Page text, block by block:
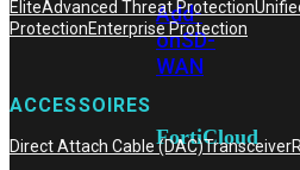
Add-
onSD-
WAN
FortiCloud
EliteAdvanced Threat Protection
ProtectionEnterprise Protection
ACCESSOIRES
Direct Attach Cable (DAC)Transceiver